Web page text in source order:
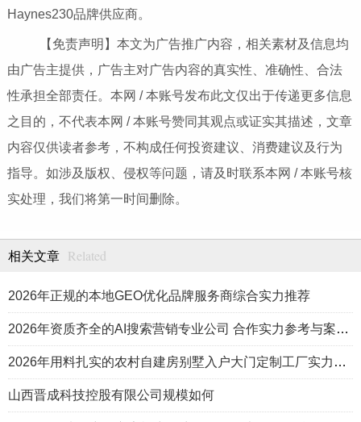
Haynes230品牌供应商。
【免责声明】本文为广告推广内容，相关素材及信息均
由广告主提供，广告主对广告内容的真实性、准确性、合法
性承担全部责任。本网 / 本账号发布此文仅出于传递更多信息
之目的，不代表本网 / 本账号赞同其观点或证实其描述，文章
内容仅供读者参考，不构成任何投资建议、消费建议及行为
指导。如涉及版权、侵权等问题，请及时联系本网 / 本账号核
实处理，我们将第一时间删除。
相关文章 Related
2026年正规的本地GEO优化品牌服务商综合实力推荐
2026年资质齐全的AI搜索营销专业公司 合作实力参考与案例盘点
2026年用料扎实的农村自建房别墅入户大门定制工厂实力公司推荐
山西晋成科技控股有限公司规模如何